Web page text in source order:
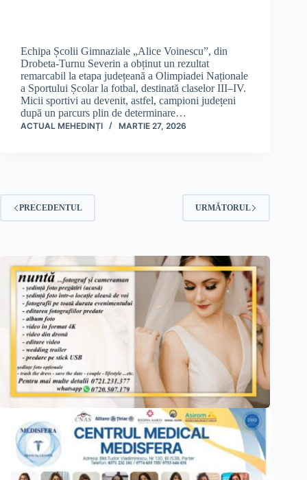
Echipa Școlii Gimnaziale „Alice Voinescu”, din
Drobeta-Turnu Severin a obținut un rezultat
remarcabil la etapa județeană a Olimpiadei Naționale
a Sportului Școlar la fotbal, destinată claselor III–IV.
Micii sportivi au devenit, astfel, campioni județeni
după un parcurs plin de determinare…
ACTUAL MEHEDINȚI MARTIE 27, 2026
PRECEDENTUL URMĂTORUL